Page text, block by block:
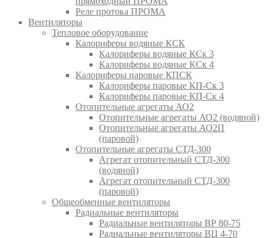
Реле протока ПРОМА
Вентиляторы
Тепловое оборудование
Калориферы водяные КСК
Калориферы водяные КСк 3
Калориферы водяные КСк 4
Калориферы паровые КПСК
Калориферы паровые КП-Ск 3
Калориферы паровые КП-Ск 4
Отопительные агрегаты АО2
Отопительные агрегаты АО2 (водяной)
Отопительные агрегаты АО2П
(паровой)
Отопительные агрегаты СТД-300
Агрегат отопительный СТД-300
(водяной)
Агрегат отопительный СТД-300
(паровой)
Общеобменные вентиляторы
Радиальные вентиляторы
Радиальные вентиляторы ВР 80-75
Радиальные вентиляторы ВЦ 4-70